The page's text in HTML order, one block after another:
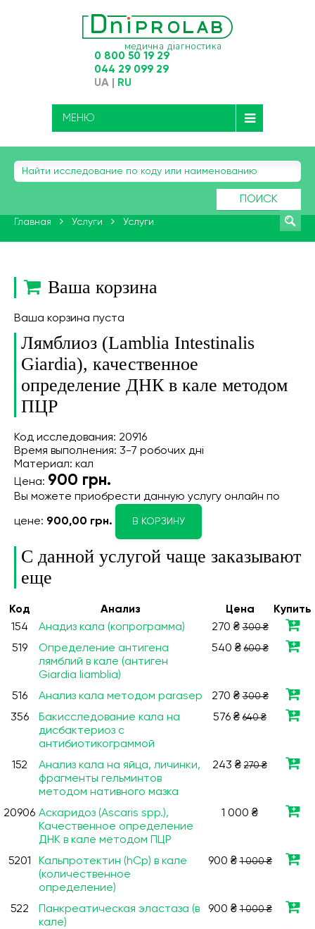
0 800 50 19 29
044 29 099 29
UA RU
МЕНЮ
ПОИСК
Главная Услуги Услуги
Ваша корзина
Ваша корзина пуста
Лямблиоз (Lamblia Intestinalis
Giardia), качественное
определение ДНК в кале методом
ПЦР
Код исследования: 20916
Время выполнения: 3-7 робочих дні
Материал: кал
Цена: 900 грн.
Вы можете приобрести данную услугу онлайн по
цене: 900,00 грн. В КОРЗИНУ
С данной услугой чаще заказывают
еще
Код Анализ Цена
Купить
154
Анадиз кала (копрограмма) 270 ₴300 ₴
519
Определение антигена
лямблий в кале (антиген
Giardia liamblia)
540 ₴600 ₴
516 Анализ кала методом parasep 270 ₴300 ₴
356
Бакисследование кала на
дисбактериоз с
антибиотикограммой
576 ₴ 640 ₴
152
Анализ кала на яйца, личинки,
фрагменты гельминтов
методом нативного мазка
243 ₴ 270 ₴
20906 Аскаридоз (Ascaris spp.),
Качественное определение
ДНК в кале методом ПЦР
1 000 ₴
5201
Кальпротектин (hCp) в кале
(количественное
определение)
900 ₴1 000 ₴
522
Панкреатическая эластаза (в
кале)
900 ₴1 000 ₴